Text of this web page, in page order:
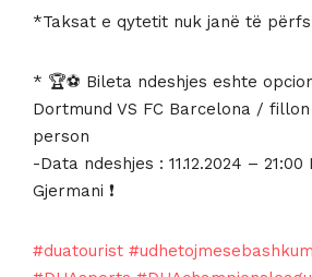
*Taksat e qytetit nuk janë të
* 🏆⚽️ Bileta ndeshjes eshte
Dortmund VS FC Barcelona /
person
-Data ndeshjes : 11.12.2024 –
Gjermani ❗
#duatourist